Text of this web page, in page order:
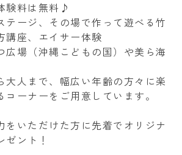
験料は無料♪
テージ、その場で作って遊べる竹
講座、エイサー体験
広場（沖縄こどもの国）や美ら海
大人まで、幅広い年齢の方々に楽
コーナーをご用意しています。
をいただけた方に先着でオリジナ
ント！